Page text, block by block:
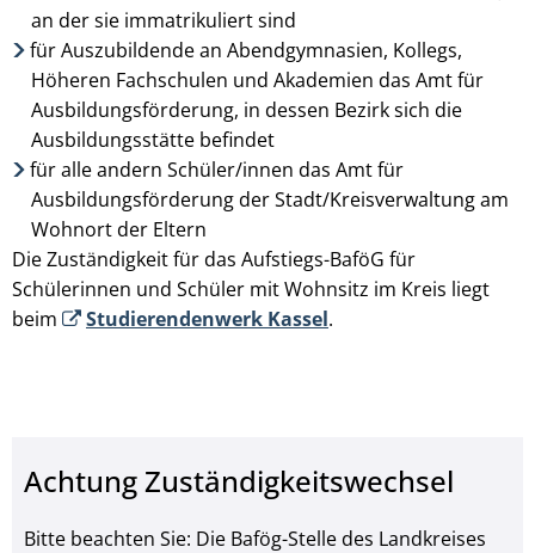
an der sie immatrikuliert sind
für Auszubildende an Abendgymnasien, Kollegs,
Höheren Fachschulen und Akademien das Amt für
Ausbildungsförderung, in dessen Bezirk sich die
Ausbildungsstätte befindet
für alle andern Schüler/innen das Amt für
Ausbildungsförderung der Stadt/Kreisverwaltung am
Wohnort der Eltern
Die Zuständigkeit für das Aufstiegs-BaföG für
Schülerinnen und Schüler mit Wohnsitz im Kreis liegt
beim
Studierendenwerk Kassel.
Achtung Zuständigkeitswechsel
Bitte beachten Sie: Die Bafög-Stelle des Landkreises